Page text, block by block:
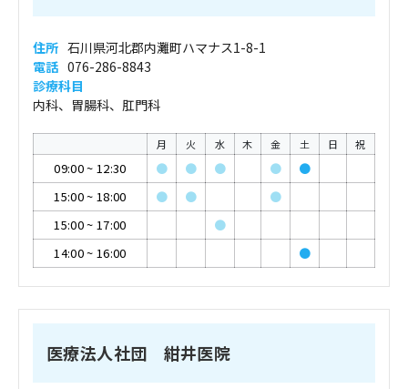
住所 石川県河北郡内灘町ハマナス1-8-1
電話 076-286-8843
診療科目
内科、胃腸科、肛門科
月 火 水 木 金 土 日 祝
09:00~ 12:30 ● ● ● ●
●
15:00~ 18:00 ● ●
●
15:00~ 17:00
●
14:00~ 16:00 ●
医療法人社団 紺井医院